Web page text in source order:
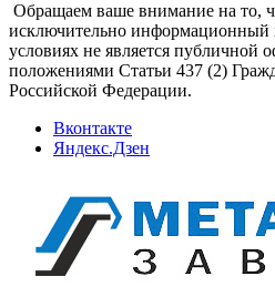
Обращаем ваше внимание на то,
исключительно информационный
условиях не является публичной
положениями Статьи 437 (2)
Российской Федерации.
Вконтакте
Яндекс.Дзен